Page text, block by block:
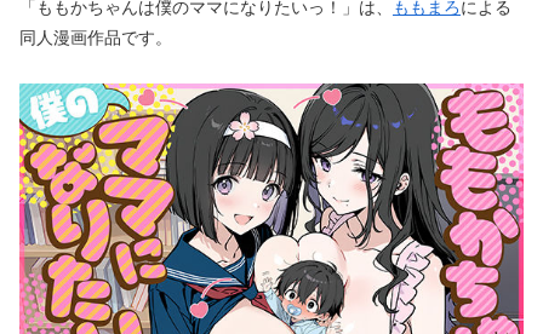
「ももかちゃんは僕のママになりたいっ！」は、 ももまろによる
同人漫画作品です。